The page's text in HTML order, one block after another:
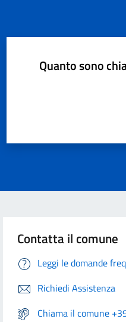
Quanto sono
Contatta il comune
Leggi le domande
Richiedi Assistenza
Chiama il comune